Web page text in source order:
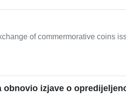
of commermorative coins
izjave o